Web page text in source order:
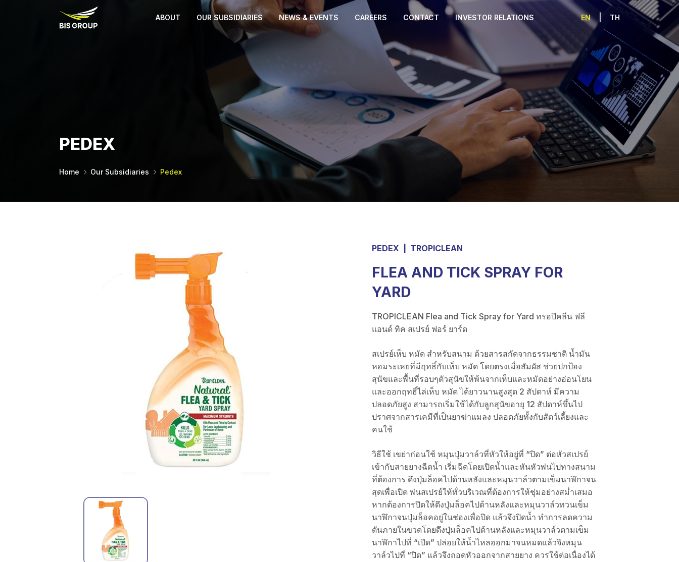
ABOUT OUR SUBSIDIARIES NEWS & EVENTS CAREERS CONTACT INVESTOR RELATIONS EN TH
PEDEX
Home Our Subsidiaries Pedex
PEDEX TROPICLEAN
FLEA AND TICK SPRAY FOR
YARD
TROPICLEAN Flea and Tick Spray for Yard ทรอปิคลีน ฟลี
แอนด์ ทิค สเปรย์ ฟอร์ ยาร์ด
สเปรย์เห็บ หมัด สำหรับสนาม ด้วยสารสกัดจากธรรมชาติ น้ำมัน
หอมระเหยที่มีฤทธิ์กับเห็บ หมัด โดยตรงเมื่อสัมผัส ช่วยปกป้อง
สุนัขและพื้นที่รอบๆตัวสุนัขให้พ้นจากเห็บและหมัดอย่างอ่อนโยน
และออกฤทธิ์ไล่เห็บ หมัด ได้ยาวนานสูงสุด 2 สัปดาห์ มีความ
ปลอดภัยสูง สามารถเริ่มใช้ได้กับลูกสุนัขอายุ 12 สัปดาห์ขึ้นไป
ปราศจากสารเคมีที่เป็นยาฆ่าแมลง ปลอดภัยทั้งกับสัตว์เลี้ยงและ
คนใช้
วิธีใช้ เขย่าก่อนใช้ หมุนปุ่มวาล์วที่หัวให้อยู่ที่ “ปิด” ต่อหัวสเปรย์
เข้ากับสายยางฉีดน้ำ เริ่มฉีดโดยเปิดน้ำและหันหัวพ่นไปทางสนาม
ที่ต้องการ ดึงปุ่มล็อคไปด้านหลังและหมุนวาล์วตามเข็มนาฬิกาจน
สุดเพื่อเปิด พ่นสเปรย์ให้ทั่วบริเวณที่ต้องการให้ชุ่มอย่างสม่ำเสมอ
หากต้องการปิดให้ดึงปุ่มล็อคไปด้านหลังและหมุนวาล์วทวนเข็ม
นาฬิกาจนปุ่มล็อคอยู่ในช่องเพื่อปิด แล้วจึงปิดน้ำ ทำการลดความ
ดันภายในขวดโดยดึงปุ่มล็อคไปด้านหลังและหมุนวาล์วตามเข็ม
นาฬิกาไปที่ “เปิด” ปล่อยให้น้ำไหลออกมาจนหมดแล้วจึงหมุน
วาล์วไปที่ “ปิด” แล้วจึงถอดหัวออกจากสายยาง ควรใช้ต่อเนื่องได้